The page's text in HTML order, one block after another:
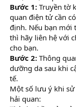
Bước 1: Truyền tờ
quan điện tử cần
định. Nếu bạn mới
thì hãy liên hệ với
cho bạn.
Bước 2: Thông
dưỡng da sau khi
tế.
Một số lưu ý khi
hải quan: